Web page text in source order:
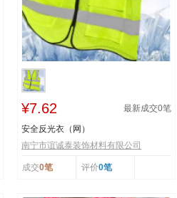
¥7.62 最新成交0笔
安全反光衣（网）
南宁市谊诚泰装饰材料有限公司
成交0笔 评价0笔